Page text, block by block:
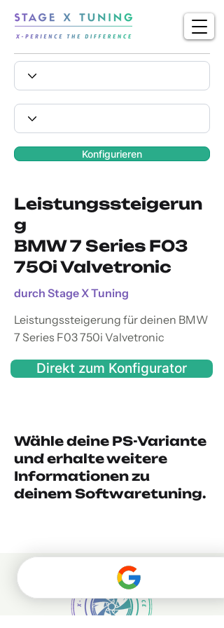
Konfigurieren
Leistungssteigerun
g
BMW 7 Series F03
750i Valvetronic
durch Stage X Tuning
Leistungssteigerung für deinen BMW
7 Series F03 750i Valvetronic
Direkt zum Konfigurator
Wähle deine PS-Variante
und erhalte weitere
Informationen zu
deinem Softwaretuning.